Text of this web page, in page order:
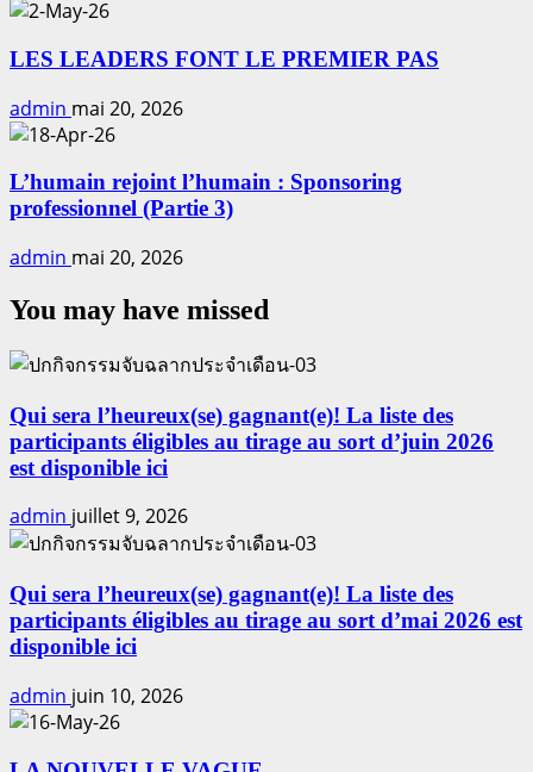
LES LEADERS FONT LE PREMIER PAS
admin mai 20, 2026
L’humain rejoint l’humain : Sponsoring
professionnel (Partie 3)
admin mai 20, 2026
You may have missed
Qui sera l’heureux(se) gagnant(e)! La liste des
participants éligibles au tirage au sort d’juin 2026
est disponible ici
admin juillet 9, 2026
Qui sera l’heureux(se) gagnant(e)! La liste des
participants éligibles au tirage au sort d’mai 2026 est
disponible ici
admin juin 10, 2026